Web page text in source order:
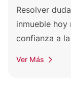
Resolver
inmueble hoy
confianza a
Ver Más